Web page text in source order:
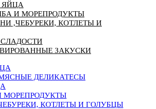
И МОРЕПРОДУКТЫ
,ЧЕБУРЕКИ, КОТЛЕТЫ И
ЗАКУСКИ
ДЕЛИКАТЕСЫ
МОРЕПРОДУКТЫ
КОТЛЕТЫ И ГОЛУБЦЫ